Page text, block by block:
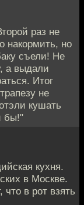
раз не
накормить, но
съели! Не
а выдали
Итог
не
кушать
бы!"
кухня.
в Москве.
в рот взять